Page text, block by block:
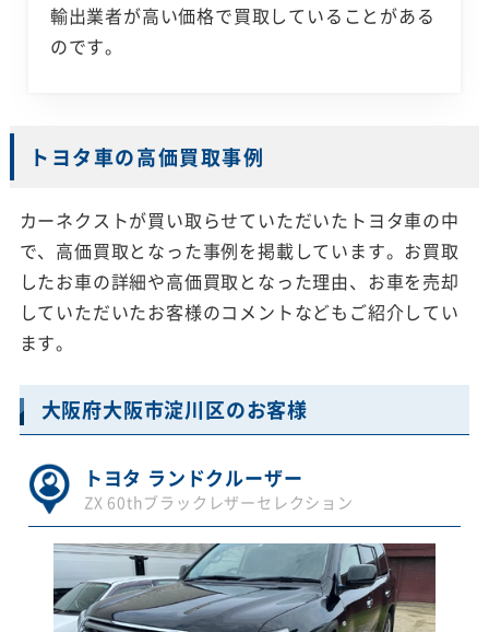
輸出業者が高い価格で買取していることがある
のです。
トヨタ車の高価買取事例
カーネクストが買い取らせていただいたトヨタ車の中
で、高価買取となった事例を掲載しています。お買取
したお車の詳細や高価買取となった理由、お車を売却
していただいたお客様のコメントなどもご紹介してい
ます。
大阪府大阪市淀川区のお客様
トヨタ ランドクルーザー
ZX 60thブラックレザーセレクション